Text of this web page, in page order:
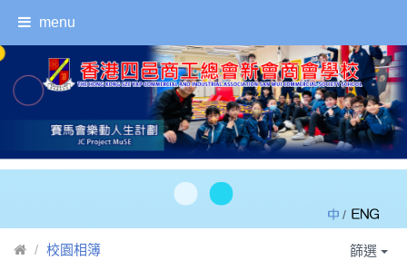
menu
/
校園相簿 篩選